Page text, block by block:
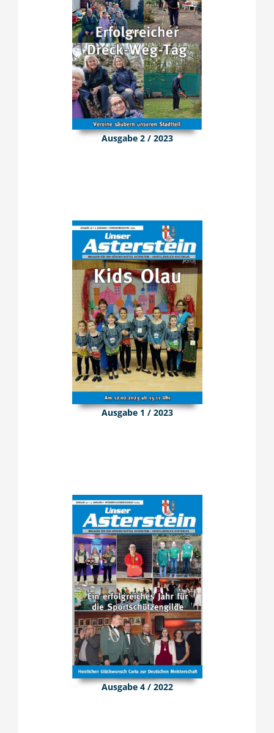
Ausgabe 2 / 2023
Ausgabe 1 / 2023
Ausgabe 4 / 2022